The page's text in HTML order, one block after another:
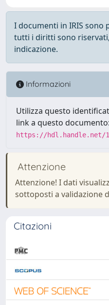
I documenti in IRIS
tutti i diritti sono
indicazione.
Informazioni
Utilizza questo
link a questo documento:
https://hdl.handle.net/
Attenzione
Attenzione! I dati
sottoposti a validazione
Citazioni